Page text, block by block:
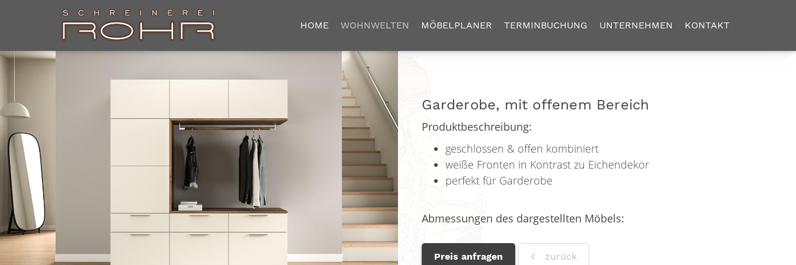
HOME WOHNWELTEN MÖBELPLANER TERMINBUCHUNG UNTERNEHMEN KONTAKT
Garderobe, mit offenem Bereich
Produktbeschreibung:
geschlossen & offen kombiniert
weiße Fronten in Kontrast zu Eichendekor
perfekt für Garderobe
Abmessungen des dargestellten Möbels:
Preis anfragen zurück